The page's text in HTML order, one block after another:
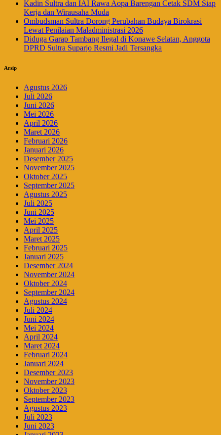
Kadin Sultra dan IAI Rawa Aopa Barengan Cetak SDM Siap
Kerja dan Wirausaha Muda
Ombudsman Sultra Dorong Perubahan Budaya Birokrasi
Lewat Penilaian Maladministrasi 2026
Diduga Garap Tambang Ilegal di Konawe Selatan, Anggota
DPRD Sultra Suparjo Resmi Jadi Tersangka
Arsip
Agustus 2026
Juli 2026
Juni 2026
Mei 2026
April 2026
Maret 2026
Februari 2026
Januari 2026
Desember 2025
November 2025
Oktober 2025
September 2025
Agustus 2025
Juli 2025
Juni 2025
Mei 2025
April 2025
Maret 2025
Februari 2025
Januari 2025
Desember 2024
November 2024
Oktober 2024
September 2024
Agustus 2024
Juli 2024
Juni 2024
Mei 2024
April 2024
Maret 2024
Februari 2024
Januari 2024
Desember 2023
November 2023
Oktober 2023
September 2023
Agustus 2023
Juli 2023
Juni 2023